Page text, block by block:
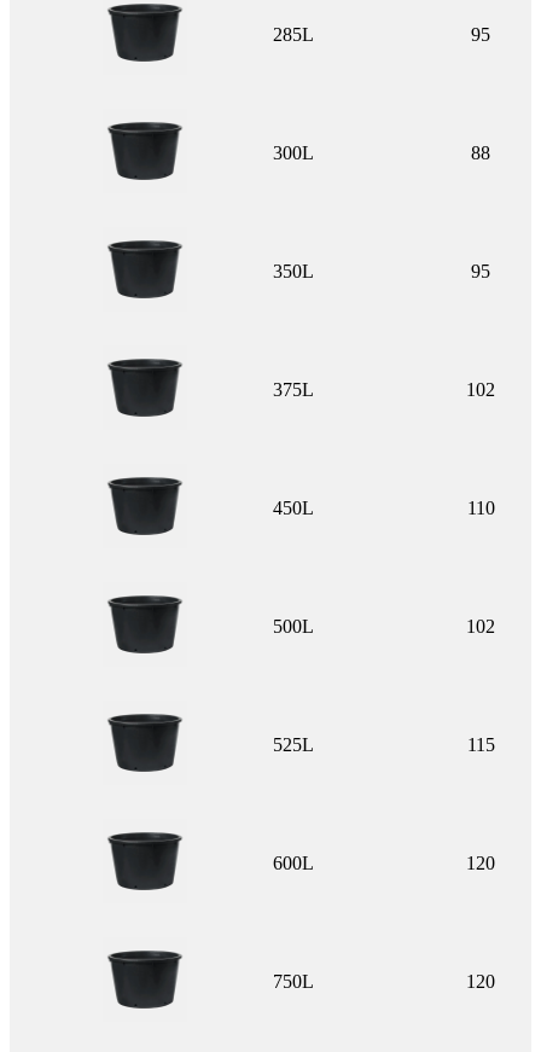
285L 95
300L 88
350L 95
375L 102
450L 110
500L 102
525L 115
600L 120
750L 120